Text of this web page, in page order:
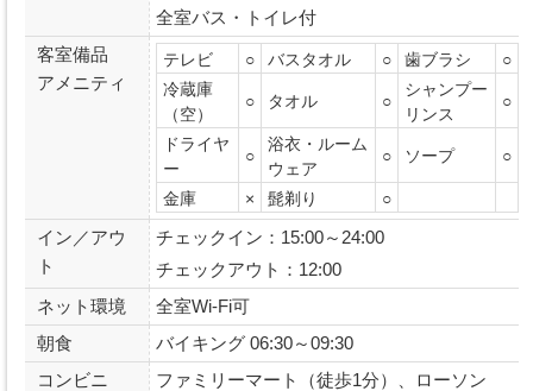
全室バス・トイレ付
客室備品
アメニティ
テレビ ○ バスタオル ○ 歯ブラシ
○
冷蔵庫
（空）
○ タオル ○
シャンプー
リンス
○
ドライヤ
ー
○
浴衣・ルーム
ウェア
○ ソープ ○
金庫 × 髭剃り ○
イン／アウ
ト
チェックイン：15:00～24:00
チェックアウト：12:00
ネット環境
全室Wi-Fi可
朝食
バイキング 06:30～09:30
コンビニ
ファミリーマート（徒歩1分）、ローソン